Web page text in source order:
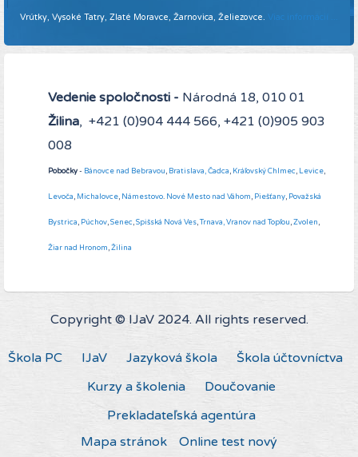
Vrútky, Vysoké Tatry, Zlaté Moravce, Žarnovica, Želiezovce. Viac informácií ...
Vedenie spoločnosti - Národná 18, 010 01
Žilina, +421 (0)904 444 566, +421 (0)905 903
008
Pobočky- Bánovce nad Bebravou, Bratislava,Čadca, Kráľovský Chlmec, Levice,
Levoča, Michalovce, Námestovo. Nové Mesto nad Váhom, Piešťany, Považská
Bystrica, Púchov,Senec,Spišská Nová Ves,Trnava,Vranov nad Topľou,Zvolen,
Žiar nad Hronom,Žilina
Copyright © IJaV 2024. All rights reserved.
Škola PC IJaV Jazyková škola
Škola účtovníctva
Kurzy a školenia
Doučovanie
Prekladateľská agentúra
Mapa stránok
Online test nový